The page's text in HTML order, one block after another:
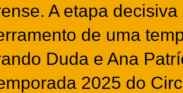
A etapa
de uma
Duda e Ana
2025 do